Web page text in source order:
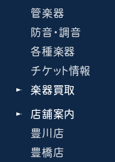
管楽器
防音・調音
各種楽器
チケット情報
楽器買取
店舗案内
豊川店
豊橋店